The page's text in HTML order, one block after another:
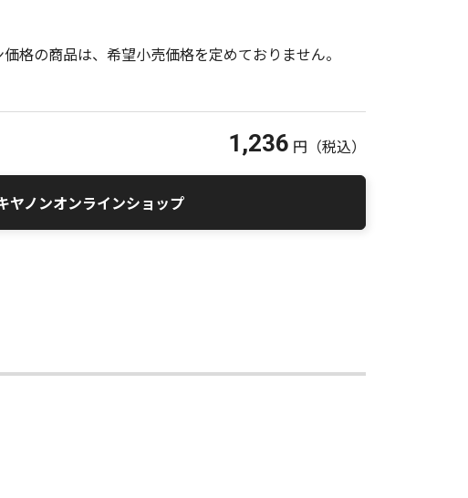
格の商品は、希望小売価格を定めておりません。
1,236 円 （税込）
ヤノンオンラインショップ